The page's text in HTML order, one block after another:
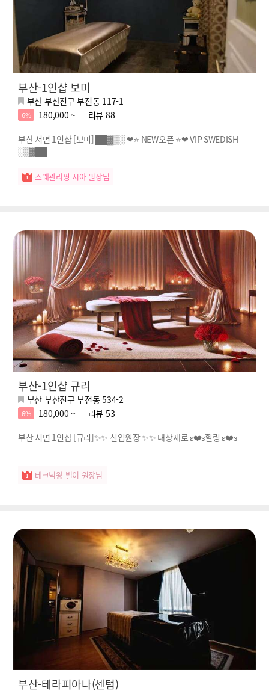
부산-1인샵 보미
부산 부산진구 부전동 117-1
6% 180,000 ~ 리뷰 88
부산 서면 1인샵 [보미] ██▓▒░ ❤⭐ NEW오픈 ⭐❤ VIP SWEDISH
░▒▓██
스웨관리짱 시아 원장님
부산-1인샵 규리
부산 부산진구 부전동 534-2
6% 180,000 ~ 리뷰 53
부산 서면 1인샵 [규리]✨✨ 신입원장 ✨✨ 내상제로 ε❤️з힐링 ε❤️з
테크닉왕 별이 원장님
부산-테라피아나(센텀)